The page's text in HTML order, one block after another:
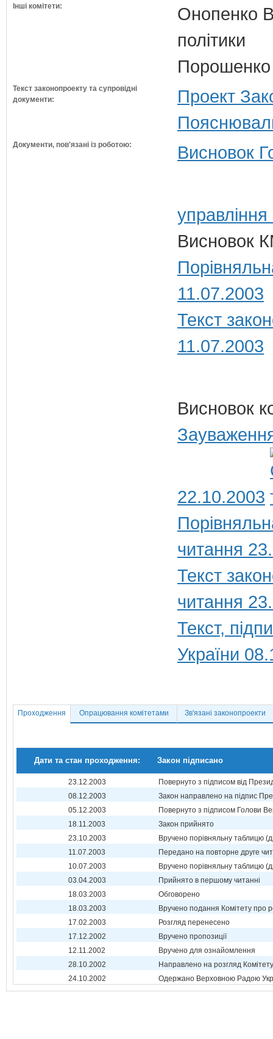
Інші комітети:
Онопенко
політики
Порошенко
Текст законопроекту та супровідні
документи:
Проект
Документи, пов'язані із роботою: Висновок
Висновок
11.07.2003
Текст
11.07.2003
Висновок
22.10.2003
читання
Текст
читання
Текст,
України
Проходження Опрацювання комітетами Зв'язані законопроекти
Дати та стан проходження: Закон підписано
23.12.2003
Повернуто з підписом від
08.12.2003
Закон направлено на підпис
05.12.2003
Повернуто з підписом Голови
18.11.2003
Закон прийнято
23.10.2003
Вручено порівняльну таблицю
11.07.2003
Передано на повторне друге
10.07.2003
Вручено порівняльну таблицю
03.04.2003
Прийнято в першому читанні
18.03.2003
Обговорено
18.03.2003
Вручено подання Комітету про
17.02.2003
Розгляд перенесено
17.12.2002
Вручено пропозиції
12.11.2002
Вручено для ознайомлення
28.10.2002
Направлено на розгляд Комітету
24.10.2002
Одержано Верховною Радою